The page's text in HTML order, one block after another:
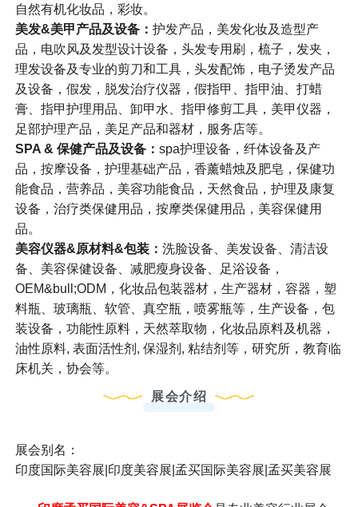
自然有机化妆品，彩妆。
美发&美甲产品及设备： 护发产品，美发化妆及造型产
品，电吹风及发型设计设备，头发专用刷，梳子，发夹，
理发设备及专业的剪刀和工具，头发配饰，电子烫发产品
及设备，假发，脱发治疗仪器，假指甲、指甲油、打蜡
膏、指甲护理用品、卸甲水、指甲修剪工具，美甲仪器，
足部护理产品，美足产品和器材，服务店等。
SPA & 保健产品及设备： spa护理设备，纤体设备及产
品，按摩设备，护理基础产品，香薰蜡烛及肥皂，保健功
能食品，营养品，美容功能食品，天然食品，护理及康复
设备，治疗类保健用品，按摩类保健用品，美容保健用
品。
美容仪器&原材料&包装： 洗脸设备、美发设备、清洁设
备、美容保健设备、减肥瘦身设备、足浴设备，
OEM&bull;ODM，化妆品包装器材，生产器材，容器，塑
料瓶、玻璃瓶、软管、真空瓶，喷雾瓶等，生产设备，包
装设备，功能性原料，天然萃取物，化妆品原料及机器，
油性原料, 表面活性剂, 保湿剂, 粘结剂等，研究所，教育临
床机关，协会等。
展会介绍
展会别名：
印度国际美容展|印度美容展|孟买国际美容展|孟买美容展